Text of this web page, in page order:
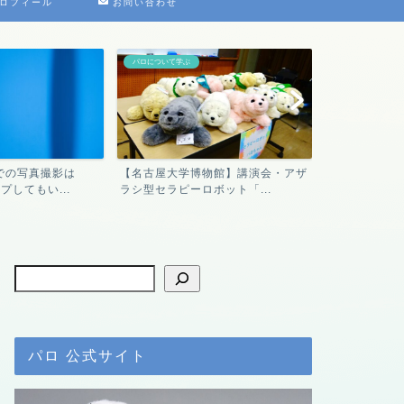
フィール お問い合わせ
の写真撮影は
してもい...
パロについて学ぶ
【名古屋大学博物館】講演会・アザ
ラシ型セラピーロボット「...
パロ 公式サイト